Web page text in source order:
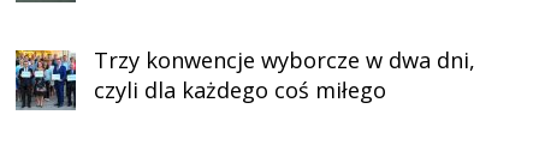
Trzy konwencje wyborcze w dwa dni,
czyli dla każdego coś miłego